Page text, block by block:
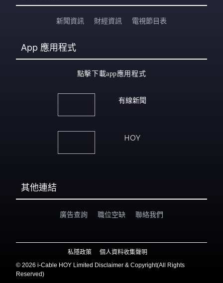
新聞資訊 財經資訊 電視節目表
App 應用程式
點擊下載app應用程式
有線新聞
HOY
其他連結
廣告查詢 職位空缺 聯絡我們
私隱政策
個人資料收集聲明
© 2026 i-Cable HOY Limited Disclaimer & Copyright(All Rights
Reserved)